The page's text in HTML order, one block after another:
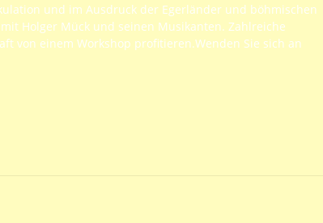
und im Ausdruck der Egerländer und böhmischen
Holger Mück und seinen Musikanten. Zahlreiche
von einem Workshop profitieren.Wenden Sie sich an